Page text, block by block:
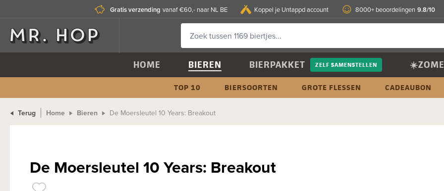
Gratis verzending vanaf €60,- naar NL BE Koppel je Untappd account 8000+ beoordelingen 9.8/10
HOME BIEREN BIERPAKKET ZELF SAMENSTELLEN
TOP 10 BIERSOORTEN GROTE FLESSEN CADEAUBON
Terug Home Bieren De Moersleutel 10 Years: Breakout
De Moersleutel 10 Years: Breakout